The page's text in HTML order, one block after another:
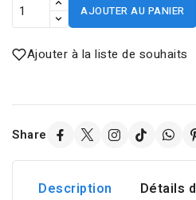
AJOUTER AU PANIER
Ajouter à la liste de souhaits
Share
Description Détails